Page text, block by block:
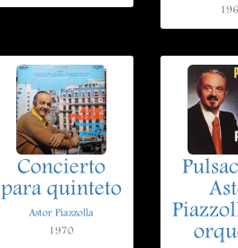
Concierto
para quinteto
Astor Piazzolla
1970